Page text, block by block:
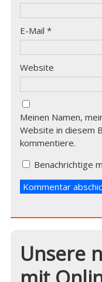
E-Mail*
Website
Meinen Namen,
Website in diesem
kommentiere.
Benachrichtige
Unsere